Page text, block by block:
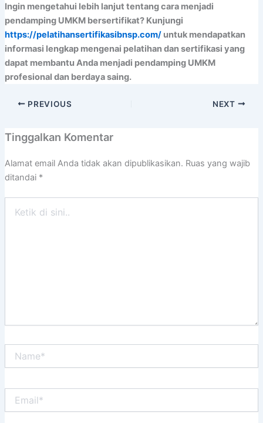
Ingin mengetahui lebih lanjut tentang cara menjadi
pendamping UMKM bersertifikat? Kunjungi
https://pelatihansertifikasibnsp.com/untuk mendapatkan
informasi lengkap mengenai pelatihan dan sertifikasi yang
dapat membantu Anda menjadi pendamping UMKM
profesional dan berdaya saing.
PREVIOUS NEXT
Tinggalkan Komentar
Alamat email Anda tidak akan dipublikasikan. Ruas yang wajib
ditandai *